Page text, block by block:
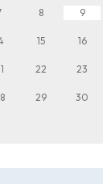
8 9
15 16
22 23
29 30